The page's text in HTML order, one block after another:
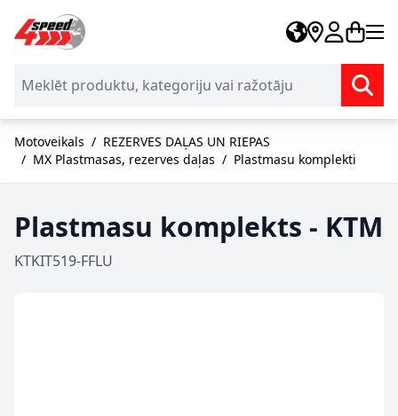
Skip to Content
Motoveikals / REZERVES DAĻAS UN RIEPAS
/ MX Plastmasas, rezerves daļas / Plastmasu komplekti
Plastmasu komplekts - KTM
KTKIT519-FFLU